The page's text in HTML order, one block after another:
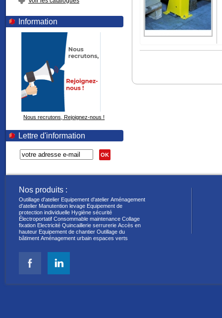
Information
Nous recrutons, Rejoignez-nous !
Lettre d'information
OK
Nos produits :
Outillage d'atelier Equipement d'atelier Aménagement
d'atelier Manutention levage Equipement de
protection individuelle Hygiène sécurité
Électroportatif Consommable maintenance Collage
fixation Electricité Quincaillerie serrurerie Accès en
hauteur Equipement de chantier Outillage du
bâtiment Aménagement urbain espaces verts